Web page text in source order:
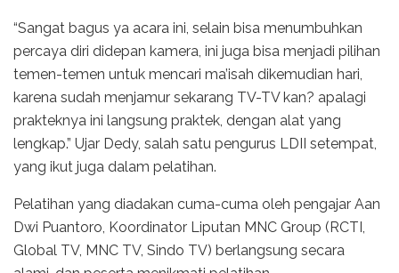
“Sangat bagus ya acara ini, selain bisa menumbuhkan
percaya diri didepan kamera, ini juga bisa menjadi pilihan
temen-temen untuk mencari ma’isah dikemudian hari,
karena sudah menjamur sekarang TV-TV kan? apalagi
prakteknya ini langsung praktek, dengan alat yang
lengkap.” Ujar Dedy, salah satu pengurus LDII setempat,
yang ikut juga dalam pelatihan.
Pelatihan yang diadakan cuma-cuma oleh pengajar Aan
Dwi Puantoro, Koordinator Liputan MNC Group (RCTI,
Global TV, MNC TV, Sindo TV) berlangsung secara